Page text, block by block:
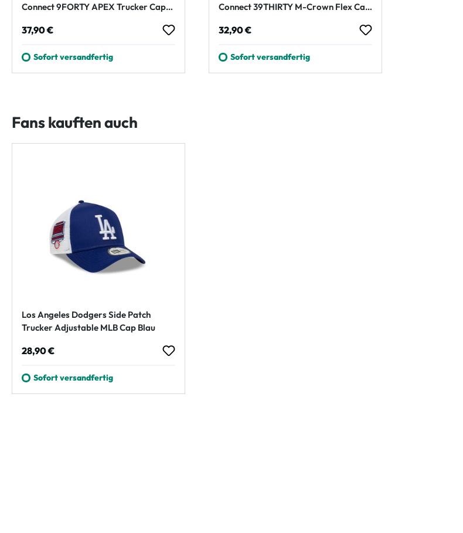
Connect 9FORTY APEX Trucker Cap
Regulärer Preis:
37,90 €
Sofort versandfertig
Connect 39THIRTY M-Crown Flex Cap
Regulärer Preis:
32,90 €
Sofort versandfertig
Fans kauften auch
Los Angeles Dodgers Side Patch
Trucker Adjustable MLB Cap Blau
Regulärer Preis:
28,90 €
Sofort versandfertig